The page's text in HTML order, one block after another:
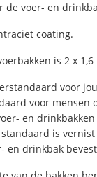
de voer- en
coating.
is 2 x
voor
voor mensen
en
is
en drinkbak